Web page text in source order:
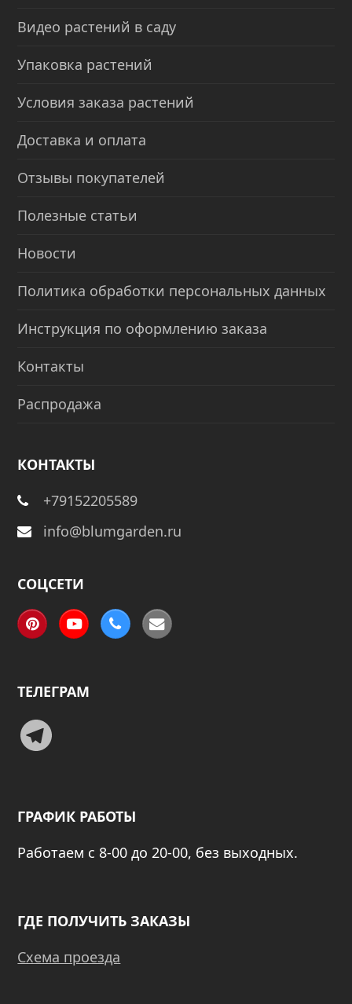
Видео растений в саду
Упаковка растений
Условия заказа растений
Доставка и оплата
Отзывы покупателей
Полезные статьи
Новости
Политика обработки персональных данных
Инструкция по оформлению заказа
Контакты
Распродажа
КОНТАКТЫ
+79152205589
info@blumgarden.ru
СОЦСЕТИ
PinterestYouTubePhoneEmail
ТЕЛЕГРАМ
Telegram
ГРАФИК РАБОТЫ
Работаем с 8-00 до 20-00, без выходных.
ГДЕ ПОЛУЧИТЬ ЗАКАЗЫ
Схема проезда